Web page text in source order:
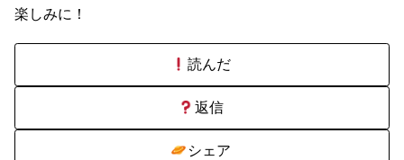
楽しみに！
読んだ
返信
シェア